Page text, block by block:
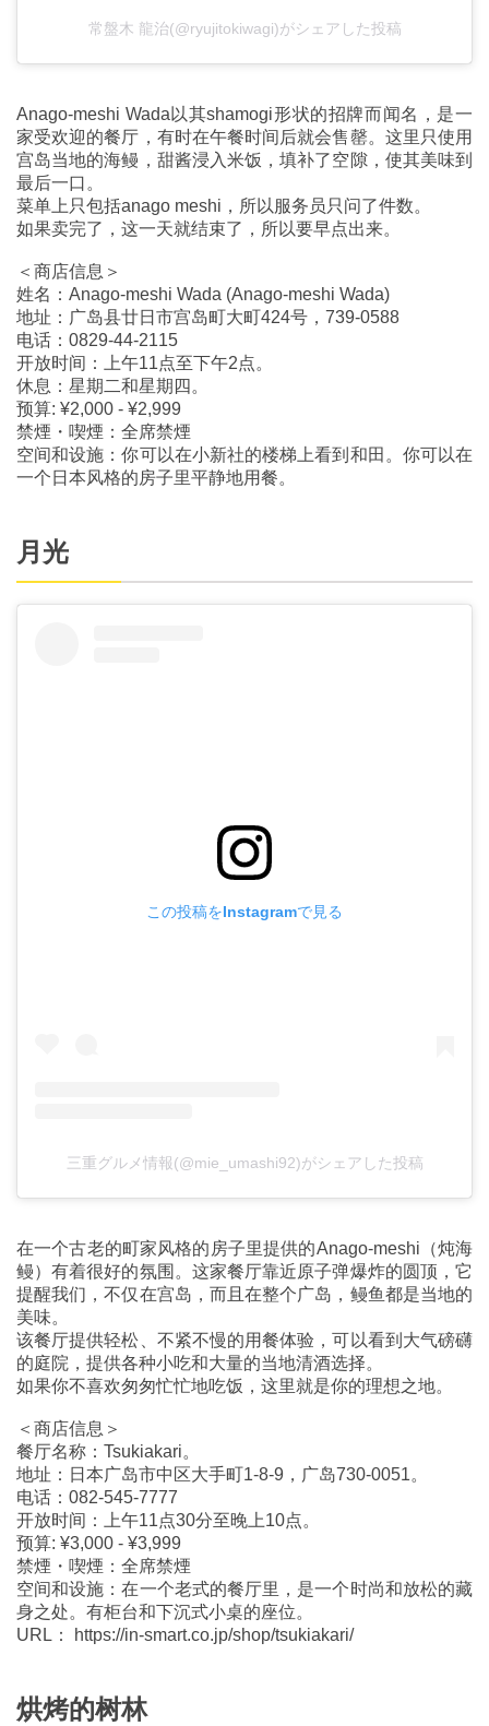
常盤木 龍治(@ryujitokiwagi)がシェアした投稿
Anago-meshi Wada以其shamogi形状的招牌而闻名，是一
家受欢迎的餐厅，有时在午餐时间后就会售罄。这里只使用
宫岛当地的海鳗，甜酱浸入米饭，填补了空隙，使其美味到
最后一口。
菜单上只包括anago meshi，所以服务员只问了件数。
如果卖完了，这一天就结束了，所以要早点出来。
＜商店信息＞
姓名：Anago-meshi Wada (Anago-meshi Wada)
地址：广岛县廿日市宫岛町大町424号，739-0588
电话：0829-44-2115
开放时间：上午11点至下午2点。
休息：星期二和星期四。
预算: ¥2,000 - ¥2,999
禁煙・喫煙：全席禁煙
空间和设施：你可以在小新社的楼梯上看到和田。你可以在
一个日本风格的房子里平静地用餐。
月光
この投稿をInstagramで見る
三重グルメ情報(@mie_umashi92)がシェアした投稿
在一个古老的町家风格的房子里提供的Anago-meshi（炖海
鳗）有着很好的氛围。这家餐厅靠近原子弹爆炸的圆顶，它
提醒我们，不仅在宫岛，而且在整个广岛，鳗鱼都是当地的
美味。
该餐厅提供轻松、不紧不慢的用餐体验，可以看到大气磅礴
的庭院，提供各种小吃和大量的当地清酒选择。
如果你不喜欢匆匆忙忙地吃饭，这里就是你的理想之地。
＜商店信息＞
餐厅名称：Tsukiakari。
地址：日本广岛市中区大手町1-8-9，广岛730-0051。
电话：082-545-7777
开放时间：上午11点30分至晚上10点。
预算: ¥3,000 - ¥3,999
禁煙・喫煙：全席禁煙
空间和设施：在一个老式的餐厅里，是一个时尚和放松的藏
身之处。有柜台和下沉式小桌的座位。
URL： https://in-smart.co.jp/shop/tsukiakari/
烘烤的树林